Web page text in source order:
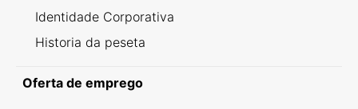
Identidade Corporativa
Historia da peseta
Oferta de emprego